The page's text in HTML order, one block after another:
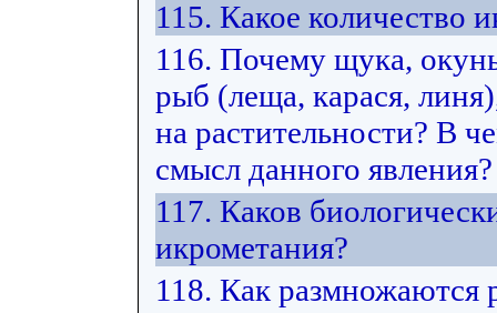
115. Какое
116. Почему щука,
рыб (леща, карася,
на растительности? В
смысл данного явления?
117. Каков
икрометания?
118. Как размножаются